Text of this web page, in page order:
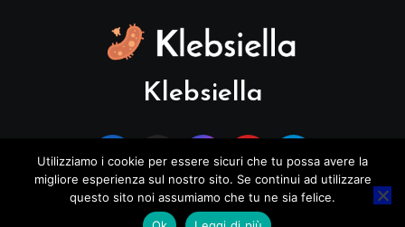
Klebsiella
Utilizziamo i cookie per essere sicuri che tu possa avere la
migliore esperienza sul nostro sito. Se continui ad utilizzare
questo sito noi assumiamo che tu ne sia felice.